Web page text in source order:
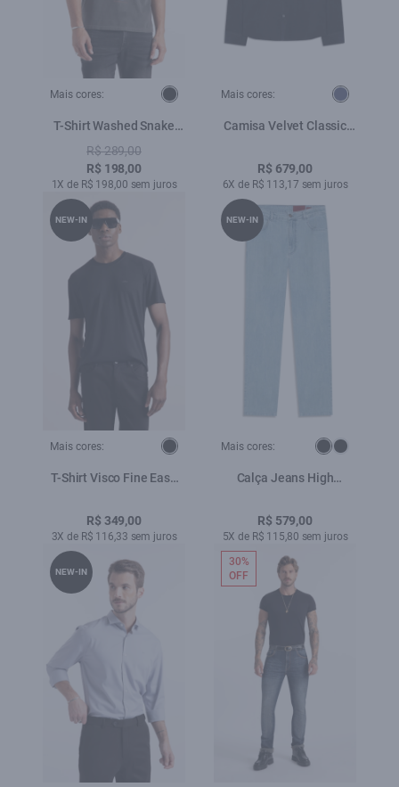
Mais cores:
T-Shirt Washed Snake
Engine Preto
R$ 289,00
R$ 198,00
1X de R$ 198,00 sem juros
Mais cores:
Camisa Velvet Classic
R$ 679,00
6X de R$ 113,17 sem juros
Mais cores:
T-Shirt Visco Fine Easa
R$ 349,00
3X de R$ 116,33 sem juros
NEW-IN
Mais cores:
Calça Jeans High
5 Pockets Lav. Claro
Total
R$ 579,00
5X de R$ 115,80 sem juros
NEW-IN
NEW-IN
30%
OFF